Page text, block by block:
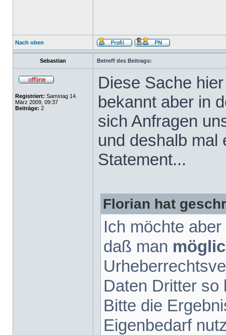
Nach oben
Sebastian Betreff des Beitrags:
Registriert: Samstag 14.
März 2009, 09:37
Beiträge: 2
Diese Sache
bekannt aber in
sich Anfragen
und deshalb mal
Statement...
Florian hat
Ich möchte
daß man
Daten Dritter so
Bitte die
Eigenbedarf